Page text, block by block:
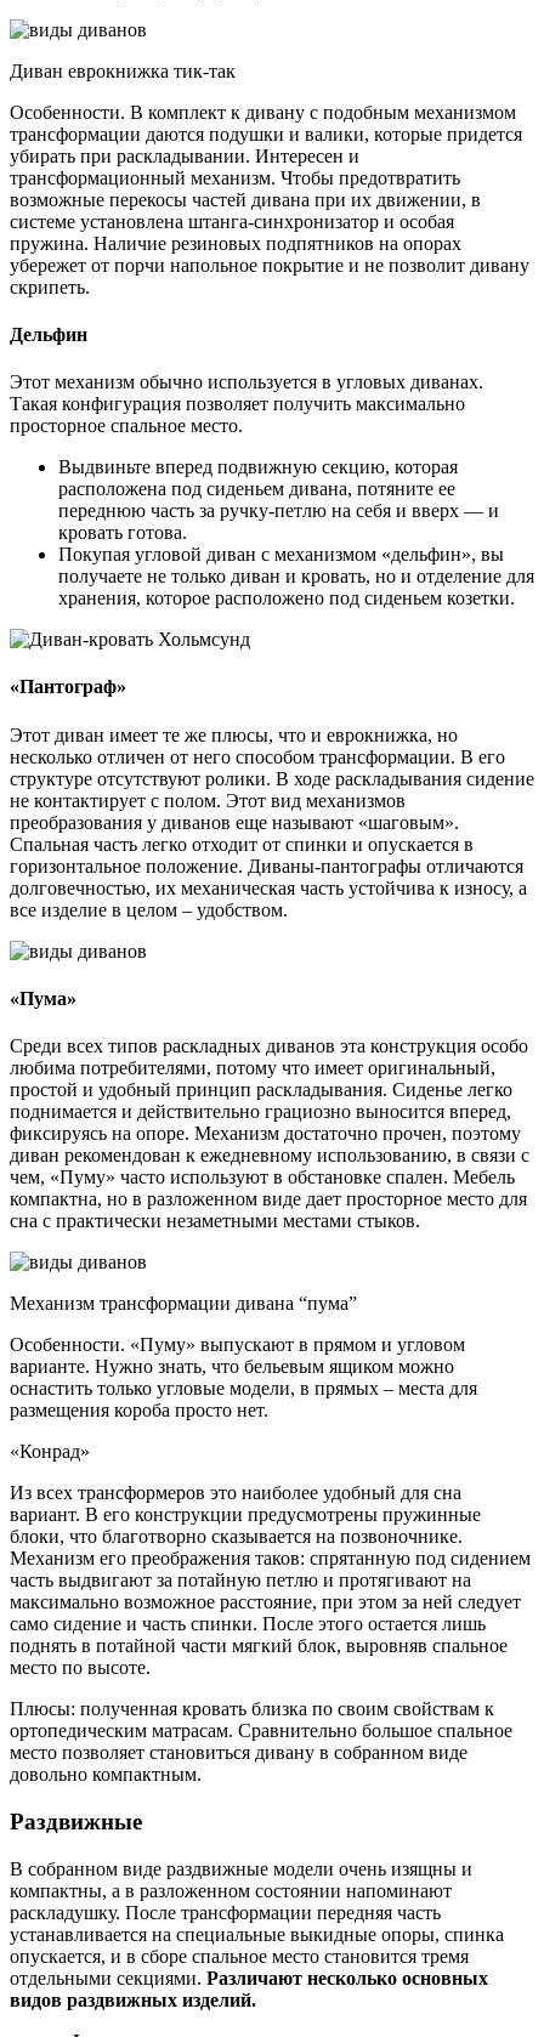
Диван еврокнижка тик-так
Особенности. В комплект к дивану с подобным механизмом
трансформации даются подушки и валики, которые придется
убирать при раскладывании. Интересен и
трансформационный механизм. Чтобы предотвратить
возможные перекосы частей дивана при их движении, в
системе установлена штанга-синхронизатор и особая
пружина. Наличие резиновых подпятников на опорах
убережет от порчи напольное покрытие и не позволит дивану
скрипеть.
Дельфин
Этот механизм обычно используется в угловых диванах.
Такая конфигурация позволяет получить максимально
просторное спальное место.
Выдвиньте вперед подвижную секцию, которая
расположена под сиденьем дивана, потяните ее
переднюю часть за ручку-петлю на себя и вверх — и
кровать готова.
Покупая угловой диван с механизмом «дельфин», вы
получаете не только диван и кровать, но и отделение для
хранения, которое расположено под сиденьем козетки.
«Пантограф»
Этот диван имеет те же плюсы, что и еврокнижка, но
несколько отличен от него способом трансформации. В его
структуре отсутствуют ролики. В ходе раскладывания сидение
не контактирует с полом. Этот вид механизмов
преобразования у диванов еще называют «шаговым».
Спальная часть легко отходит от спинки и опускается в
горизонтальное положение. Диваны-пантографы отличаются
долговечностью, их механическая часть устойчива к износу, а
все изделие в целом – удобством.
«Пума»
Среди всех типов раскладных диванов эта конструкция особо
любима потребителями, потому что имеет оригинальный,
простой и удобный принцип раскладывания. Сиденье легко
поднимается и действительно грациозно выносится вперед,
фиксируясь на опоре. Механизм достаточно прочен, поэтому
диван рекомендован к ежедневному использованию, в связи с
чем, «Пуму» часто используют в обстановке спален. Мебель
компактна, но в разложенном виде дает просторное место для
сна с практически незаметными местами стыков.
Механизм трансформации дивана “пума”
Особенности. «Пуму» выпускают в прямом и угловом
варианте. Нужно знать, что бельевым ящиком можно
оснастить только угловые модели, в прямых – места для
размещения короба просто нет.
«Конрад»
Из всех трансформеров это наиболее удобный для сна
вариант. В его конструкции предусмотрены пружинные
блоки, что благотворно сказывается на позвоночнике.
Механизм его преображения таков: спрятанную под сидением
часть выдвигают за потайную петлю и протягивают на
максимально возможное расстояние, при этом за ней следует
само сидение и часть спинки. После этого остается лишь
поднять в потайной части мягкий блок, выровняв спальное
место по высоте.
Плюсы: полученная кровать близка по своим свойствам к
ортопедическим матрасам. Сравнительно большое спальное
место позволяет становиться дивану в собранном виде
довольно компактным.
Раздвижные
В собранном виде раздвижные модели очень изящны и
компактны, а в разложенном состоянии напоминают
раскладушку. После трансформации передняя часть
устанавливается на специальные выкидные опоры, спинка
опускается, и в сборе спальное место становится тремя
отдельными секциями. Различают несколько основных
видов раздвижных изделий.